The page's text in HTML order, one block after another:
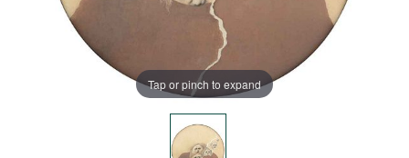
Tap or pinch to expand